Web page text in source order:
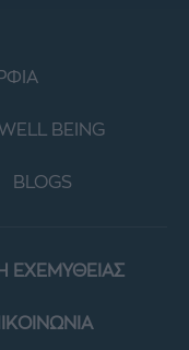
WELL BEING
BLOGS
ΕΧΕΜΥΘΕΙΑΣ